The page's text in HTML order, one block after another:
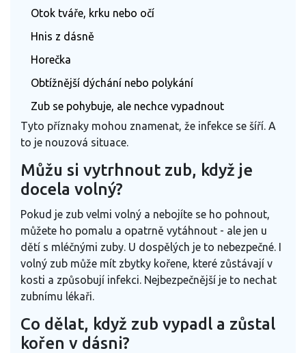
Otok tváře, krku nebo očí
Hnis z dásně
Horečka
Obtížnější dýchání nebo polykání
Zub se pohybuje, ale nechce vypadnout
Tyto příznaky mohou znamenat, že infekce se šíří. A
to je nouzová situace.
Můžu si vytrhnout zub, když je
docela volný?
Pokud je zub velmi volný a nebojíte se ho pohnout,
můžete ho pomalu a opatrně vytáhnout - ale jen u
dětí s mléčnými zuby. U dospělých je to nebezpečné. I
volný zub může mít zbytky kořene, které zůstávají v
kosti a způsobují infekci. Nejbezpečnější je to nechat
zubnímu lékaři.
Co dělat, když zub vypadl a zůstal
kořen v dásni?